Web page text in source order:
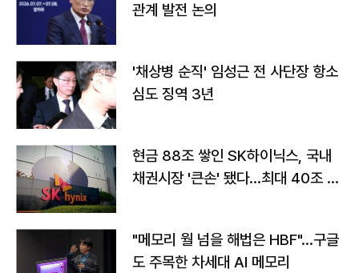
관계 발전 논의
'채상병 순직' 임성근 전 사단장 항소
심도 징역 3년
현금 88조 쌓인 SK하이닉스, 국내
채권시장 '큰손' 됐다…최대 40조 투
"메모리 월 넘을 해법은 HBF"…구글
도 주목한 차세대 AI 메모리